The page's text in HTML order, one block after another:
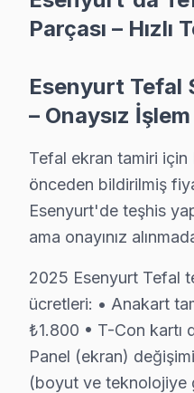
Esenyurt'da Tefal
Televizyon
• Esenyurt'de toz ve
• Güç kartı
• Esenyurt'de ekran
• Ses sistemi ve
• Esenyurt'de bağlantı
Yılda en az bir kez
Esenyurt'da Tefal
Esenyurt'da Tefal
Yerinde tamir
• Esenyurt'de aynı gün
Parçası – Hızlı
Esenyurt Tefal
– Onaysız
Tefal ekran tamiri
önceden bildirilmiş
Esenyurt'de teşhis
ama onayınız
2025 Esenyurt Tefal
ücretleri: • Anakart
₺1.800 • T-Con kartı
Panel (ekran)
(boyut ve teknolojiye